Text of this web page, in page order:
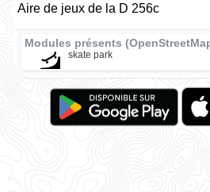
Aire de jeux de la D 256c
Modules présents
skate park